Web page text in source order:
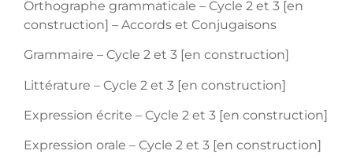
Orthographe grammaticale – Cycle 2 et 3 [en
construction] – Accords et Conjugaisons
Grammaire – Cycle 2 et 3 [en construction]
Littérature – Cycle 2 et 3 [en construction]
Expression écrite – Cycle 2 et 3 [en construction]
Expression orale – Cycle 2 et 3 [en construction]